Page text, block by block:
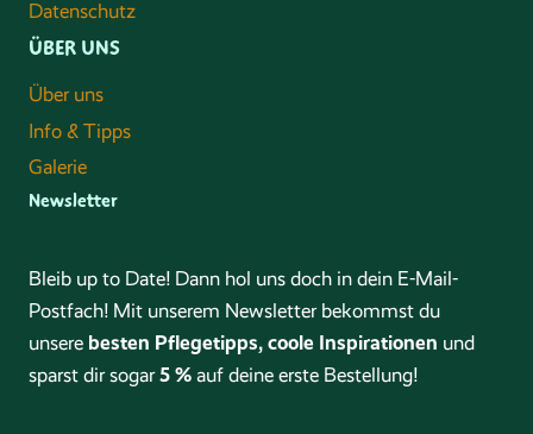
Datenschutz
ÜBER UNS
Über uns
Info & Tipps
Galerie
Newsletter
Bleib up to Date! Dann hol uns doch in dein E-Mail-
Postfach! Mit unserem Newsletter bekommst du
unsere besten Pflegetipps, coole Inspirationen und
sparst dir sogar5 % auf deine erste Bestellung!